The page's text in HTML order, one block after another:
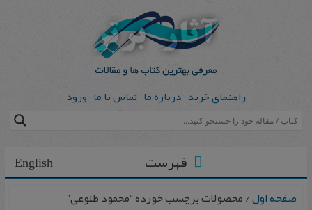
راهنمای خرید درباره ما تماس با ما ورود
English فهرست
صفحه اول/ محصولات برچسب خورده “محمود طلوعی”